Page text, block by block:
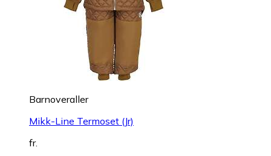
Barnoveraller
Mikk-Line Termoset (Jr)
fr.